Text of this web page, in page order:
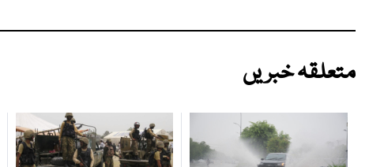
متعلقہ خبریں